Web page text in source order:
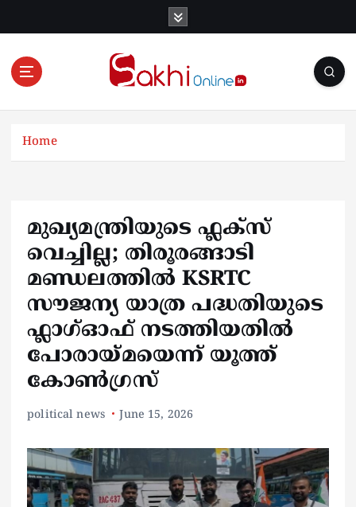
Online News Portal
Home
മുഖ്യമന്ത്രിയുടെ ഫ്ലക്സ്
വെച്ചില്ല; തിരൂരങ്ങാടി
മണ്ഡലത്തിൽ KSRTC
സൗജന്യ യാത്ര പദ്ധതിയുടെ
ഫ്ലാഗ്ഓഫ്‌ നടത്തിയതിൽ
പോരായ്മയെന്ന് യൂത്ത്
കോൺഗ്രസ്
political news June 15, 2026